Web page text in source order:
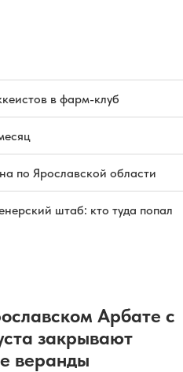
в фарм-клуб
по Ярославской области
штаб: кто туда попал
Арбате с
закрывают
веранды